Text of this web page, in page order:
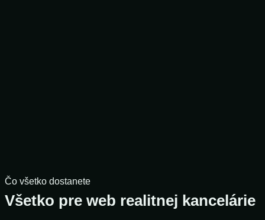
Čo všetko dostanete
Všetko pre web realitnej kancelárie